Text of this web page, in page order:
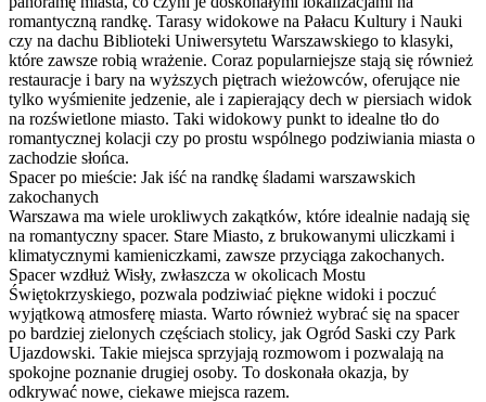
romantyczną randkę. Tarasy widokowe na Pałacu Kultury i Nauki
czy na dachu Biblioteki Uniwersytetu Warszawskiego to klasyki,
które zawsze robią wrażenie. Coraz popularniejsze stają się również
restauracje i bary na wyższych piętrach wieżowców, oferujące nie
tylko wyśmienite jedzenie, ale i zapierający dech w piersiach widok
na rozświetlone miasto. Taki widokowy punkt to idealne tło do
romantycznej kolacji czy po prostu wspólnego podziwiania miasta o
zachodzie słońca.
Spacer po mieście: Jak iść na randkę śladami warszawskich
zakochanych
Warszawa ma wiele urokliwych zakątków, które idealnie nadają się
na romantyczny spacer. Stare Miasto, z brukowanymi uliczkami i
klimatycznymi kamieniczkami, zawsze przyciąga zakochanych.
Spacer wzdłuż Wisły, zwłaszcza w okolicach Mostu
Świętokrzyskiego, pozwala podziwiać piękne widoki i poczuć
wyjątkową atmosferę miasta. Warto również wybrać się na spacer
po bardziej zielonych częściach stolicy, jak Ogród Saski czy Park
Ujazdowski. Takie miejsca sprzyjają rozmowom i pozwalają na
spokojne poznanie drugiej osoby. To doskonała okazja, by
odkrywać nowe, ciekawe miejsca razem.